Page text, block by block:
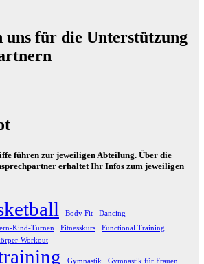
uns für die Unterstützung
führen zur jeweiligen Abteilung. Über die
erhaltet Ihr Infos zum jeweiligen
Body Fit
Dancing
Kind-Turnen Fitnesskurs
Functional Training
Workout
Gymnastik Gymnastik für Frauen